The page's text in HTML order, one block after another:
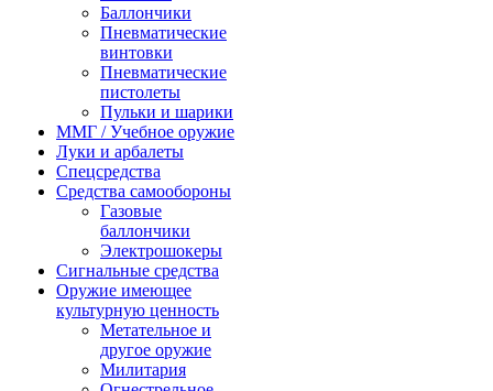
Баллончики
Пневматические
винтовки
Пневматические
пистолеты
Пульки и шарики
ММГ / Учебное оружие
Луки и арбалеты
Спецсредства
Средства самообороны
Газовые
баллончики
Электрошокеры
Сигнальные средства
Оружие имеющее
культурную ценность
Метательное и
другое оружие
Милитария